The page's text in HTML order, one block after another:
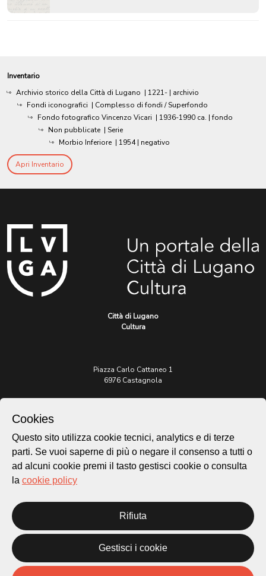
Inventario
Archivio storico della Città di Lugano | 1221- | archivio
Fondi iconografici | Complesso di fondi / Superfondo
Fondo fotografico Vincenzo Vicari | 1936-1990 ca. | fondo
Non pubblicate | Serie
Morbio Inferiore | 1954 | negativo
Apri Inventario
Città di Lugano
Cultura
Piazza Carlo Cattaneo 1
6976 Castagnola
patrimonio@lugano.ch
t. +41 58 866 68 50
Sito istituzionale:
Privacy Policy
Credits
Homepage
Cookies
Questo sito utilizza cookie tecnici, analytics e di terze
parti. Se vuoi saperne di più o negare il consenso a tutti o
ad alcuni cookie premi il tasto gestisci cookie o consulta
la cookie policy
Rifiuta
Gestisci i cookie